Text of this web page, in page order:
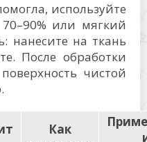
используйте
или мягкий
нанесите на ткань
После обработки
чистой
Как